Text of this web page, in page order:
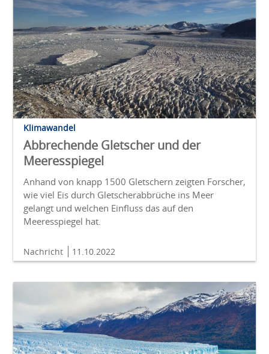
Klimawandel
Abbrechende Gletscher und der
Meeresspiegel
Anhand von knapp 1500 Gletschern zeigten Forscher,
wie viel Eis durch Gletscherabbrüche ins Meer
gelangt und welchen Einfluss das auf den
Meeresspiegel hat.
Nachricht 11.10.2022